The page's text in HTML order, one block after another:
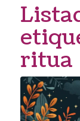
ritua